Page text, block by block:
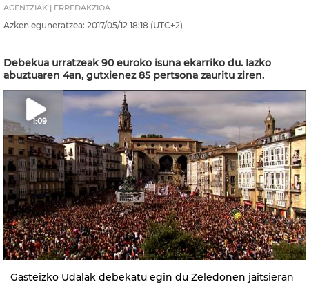
AGENTZIAK | ERREDAKZIOA
Azken eguneratzea: 2017/05/12 18:18 (UTC+2)
Debekua urratzeak 90 euroko isuna ekarriko du. Iazko
abuztuaren 4an, gutxienez 85 pertsona zauritu ziren.
1:09
Gasteizko Udalak debekatu egin du Zeledonen jaitsieran